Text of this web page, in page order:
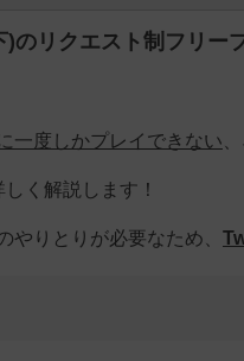
のリクエスト制フリー
一度しかプレイできない
く解説します！
やりとりが必要なため、